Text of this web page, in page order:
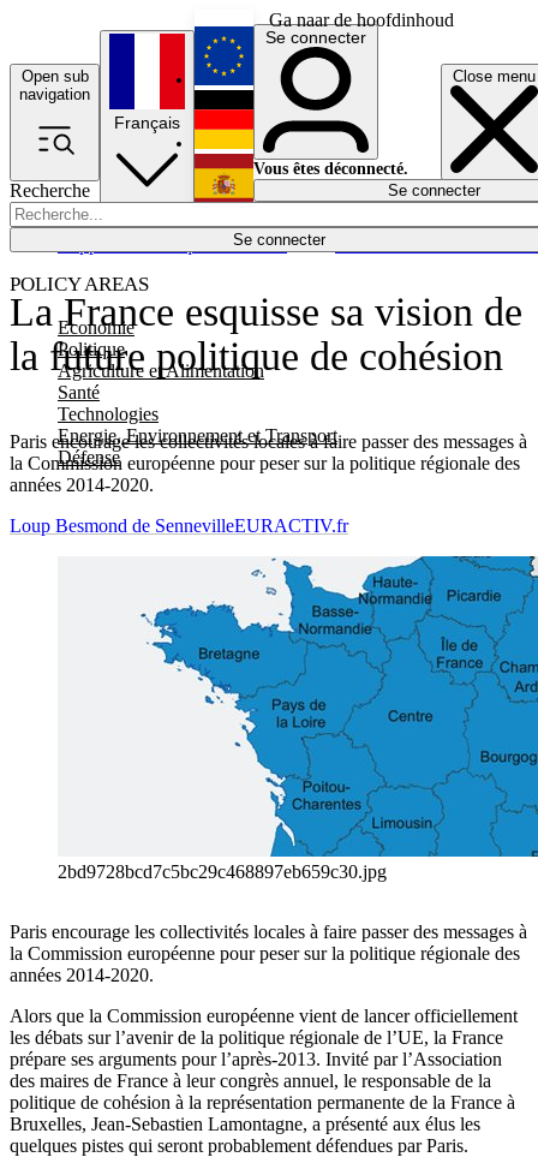
Ga naar de hoofdinhoud
Open sub
navigation
Close menu
Recherche
Se connecter
POLICY AREAS
Economie
Politique
Agriculture et Alimentation
Santé
Technologies
Energie, Environnement et Transport
Défense
Économie
Français
English
Deutsch
Español
Se connecter
Vous êtes déconnecté.
Se connecter
La France esquisse sa vision de
la future politique de cohésion
Paris encourage les collectivités locales à faire passer des messages à
la Commission européenne pour peser sur la politique régionale des
années 2014-2020.
Loup Besmond de SennevilleEURACTIV.fr
2bd9728bcd7c5bc29c468897eb659c30.jpg
Paris encourage les collectivités locales à faire passer des messages à
la Commission européenne pour peser sur la politique régionale des
années 2014-2020.
Alors que la Commission européenne vient de lancer officiellement
les débats sur l’avenir de la politique régionale de l’UE, la France
prépare ses arguments pour l’après-2013. Invité par l’Association
des maires de France à leur congrès annuel, le responsable de la
politique de cohésion à la représentation permanente de la France à
Bruxelles, Jean-Sebastien Lamontagne, a présenté aux élus les
quelques pistes qui seront probablement défendues par Paris.